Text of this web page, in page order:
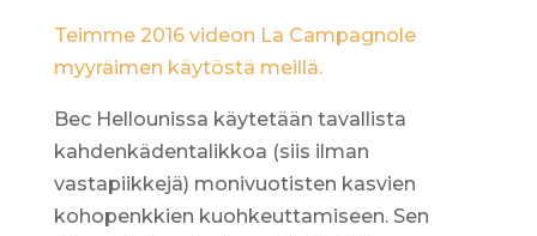
Teimme 2016 videon La Campagnole
myyräimen käytöstä meillä.
Bec Hellounissa käytetään tavallista
kahdenkädentalikkoa (siis ilman
vastapiikkejä) monivuotisten kasvien
kohopenkkien kuohkeuttamiseen. Sen